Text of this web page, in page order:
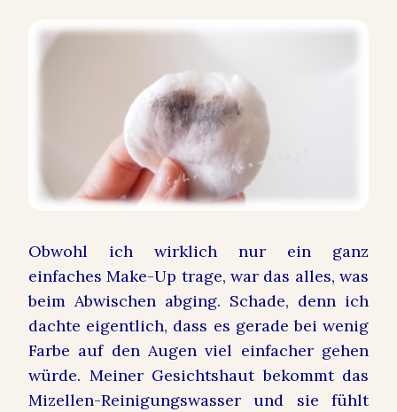
Obwohl ich wirklich nur ein ganz
einfaches Make-Up trage, war das alles, was
beim Abwischen abging. Schade, denn ich
dachte eigentlich, dass es gerade bei wenig
Farbe auf den Augen viel einfacher gehen
würde. Meiner Gesichtshaut bekommt das
Mizellen-Reinigungswasser und sie fühlt